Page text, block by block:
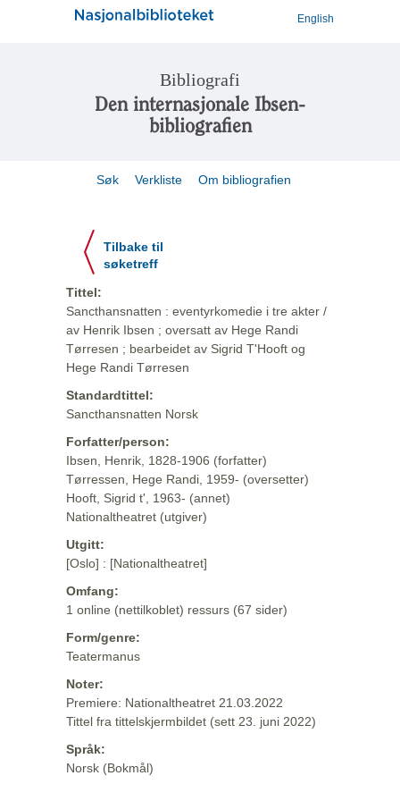
English
Bibliografi
Den internasjonale Ibsen-
bibliografien
Søk Verkliste Om bibliografien
Tilbake til
søketreff
Tittel:
Sancthansnatten : eventyrkomedie i tre akter /
av Henrik Ibsen ; oversatt av Hege Randi
Tørresen ; bearbeidet av Sigrid T'Hooft og
Hege Randi Tørresen
Standardtittel:
Sancthansnatten Norsk
Forfatter/person:
Ibsen, Henrik, 1828-1906 (forfatter)
Tørressen, Hege Randi, 1959- (oversetter)
Hooft, Sigrid t', 1963- (annet)
Nationaltheatret (utgiver)
Utgitt:
[Oslo] : [Nationaltheatret]
Omfang:
1 online (nettilkoblet) ressurs (67 sider)
Form/genre:
Teatermanus
Noter:
Premiere: Nationaltheatret 21.03.2022
Tittel fra tittelskjermbildet (sett 23. juni 2022)
Språk:
Norsk (Bokmål)